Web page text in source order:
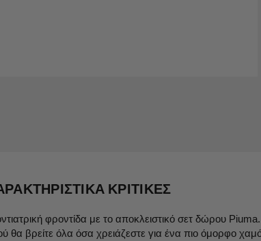
ΚΡΙΤΙΚΕΣ
φροντίδα με το αποκλειστικό σετ δώρου Piuma.
θα βρείτε όλα όσα χρειάζεστε για ένα πιο όμορφο